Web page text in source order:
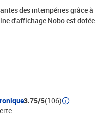
des intempéries grâce à
d'affichage Nobo est dotée
vos documents dans un
résistant et elle dispose
vitrée verrouillable de 4
pour une sécurité
en acier laqué blanc. Sa porte
pour une ouverture à
par une seule personne, un
avec la vitrine. Cette dernière
3.75/5(106)